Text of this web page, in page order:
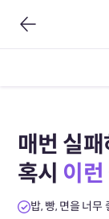
매번 실
혹시 이
밥, 빵, 면을 너무